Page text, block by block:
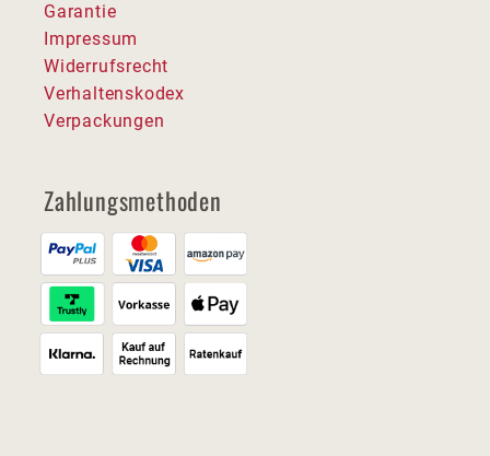
Garantie
Impressum
Widerrufsrecht
Verhaltenskodex
Verpackungen
Zahlungsmethoden